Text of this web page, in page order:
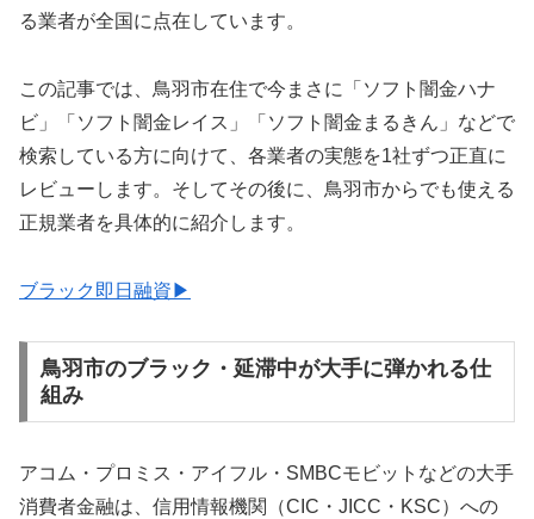
る業者が全国に点在しています。
この記事では、鳥羽市在住で今まさに「ソフト闇金ハナ
ビ」「ソフト闇金レイス」「ソフト闇金まるきん」などで
検索している方に向けて、各業者の実態を1社ずつ正直に
レビューします。そしてその後に、鳥羽市からでも使える
正規業者を具体的に紹介します。
ブラック即日融資▶
鳥羽市のブラック・延滞中が大手に弾かれる仕
組み
アコム・プロミス・アイフル・SMBCモビットなどの大手
消費者金融は、信用情報機関（CIC・JICC・KSC）への